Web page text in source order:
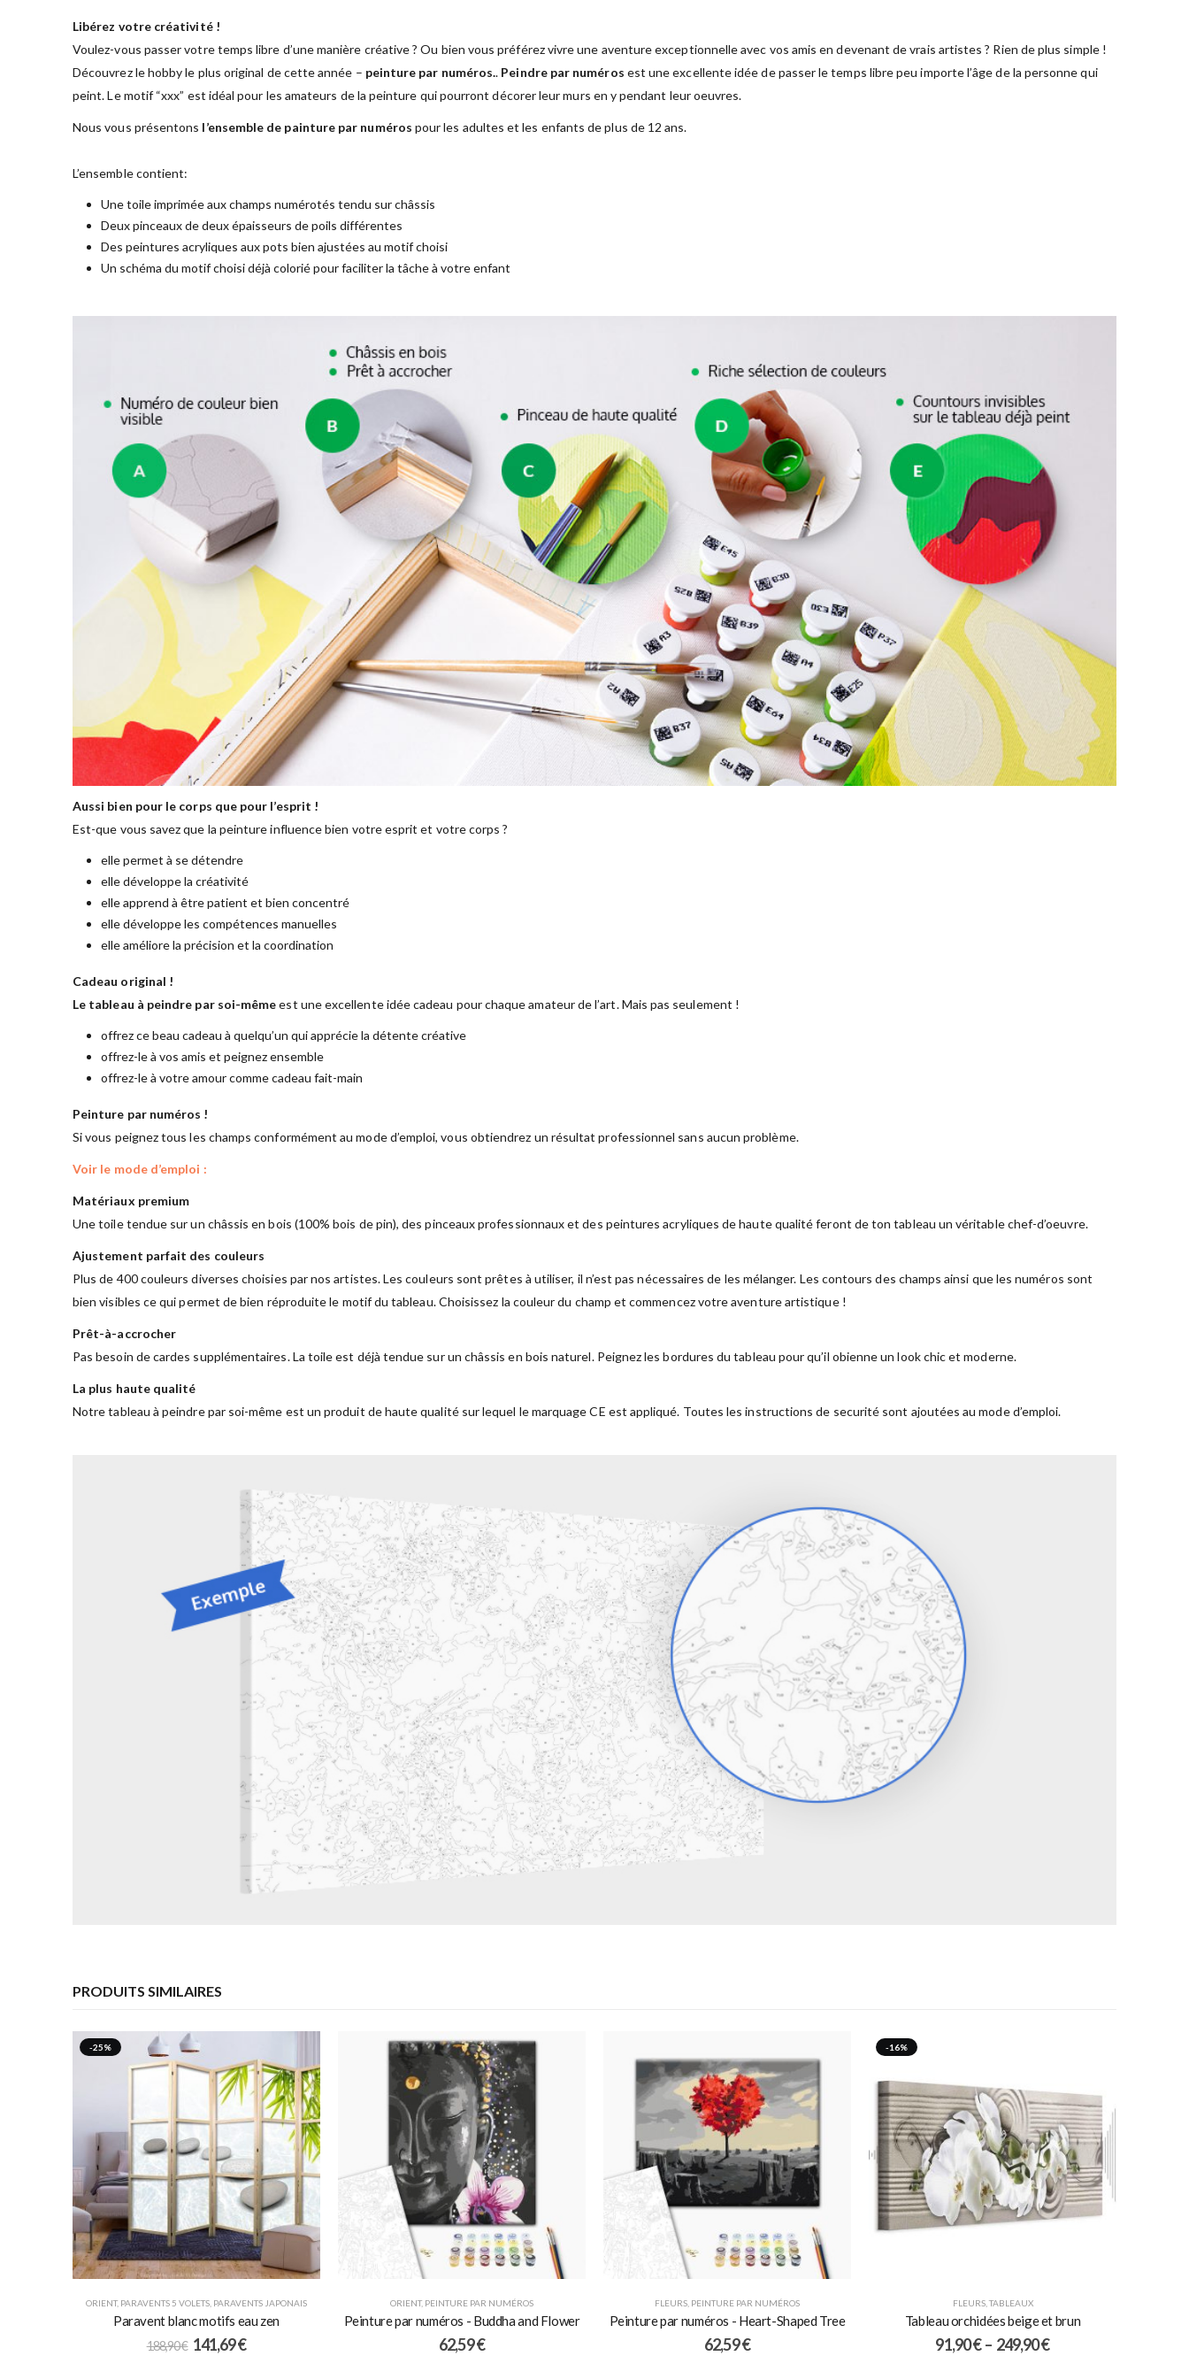
Libérez votre créativité !
Voulez-vous passer votre temps libre d’une manière créative ? Ou bien vous préférez vivre une aventure exceptionnelle avec vos amis en devenant de vrais artistes ? Rien de plus simple !
Découvrez le hobby le plus original de cette année – peinture par numéros.. Peindre par numéros est une excellente idée de passer le temps libre peu importe l’âge de la personne qui
peint. Le motif “xxx” est idéal pour les amateurs de la peinture qui pourront décorer leur murs en y pendant leur oeuvres.
Nous vous présentons l’ensemble de painture par numéros pour les adultes et les enfants de plus de 12 ans.
L’ensemble contient:
Une toile imprimée aux champs numérotés tendu sur châssis
Deux pinceaux de deux épaisseurs de poils différentes
Des peintures acryliques aux pots bien ajustées au motif choisi
Un schéma du motif choisi déjà colorié pour faciliter la tâche à votre enfant
Aussi bien pour le corps que pour l’esprit !
Est-que vous savez que la peinture influence bien votre esprit et votre corps ?
elle permet à se détendre
elle développe la créativité
elle apprend à être patient et bien concentré
elle développe les compétences manuelles
elle améliore la précision et la coordination
Cadeau original !
Le tableau à peindre par soi-mêmeest une excellente idée cadeau pour chaque amateur de l’art. Mais pas seulement !
offrez ce beau cadeau à quelqu’un qui apprécie la détente créative
offrez-le à vos amis et peignez ensemble
offrez-le à votre amour comme cadeau fait-main
Peinture par numéros !
Si vous peignez tous les champs conformément au mode d’emploi, vous obtiendrez un résultat professionnel sans aucun problème.
Voir le mode d’emploi :
Matériaux premium
Une toile tendue sur un châssis en bois (100% bois de pin), des pinceaux professionnaux et des peintures acryliques de haute qualité feront de ton tableau un véritable chef-d’oeuvre.
Ajustement parfait des couleurs
Plus de 400 couleurs diverses choisies par nos artistes. Les couleurs sont prêtes à utiliser, il n’est pas nécessaires de les mélanger. Les contours des champs ainsi que les numéros sont
bien visibles ce qui permet de bien réproduite le motif du tableau. Choisissez la couleur du champ et commencez votre aventure artistique !
Prêt-à-accrocher
Pas besoin de cardes supplémentaires. La toile est déjà tendue sur un châssis en bois naturel. Peignez les bordures du tableau pour qu’il obienne un look chic et moderne.
La plus haute qualité
Notre tableau à peindre par soi-même est un produit de haute qualité sur lequel le marquage CE est appliqué. Toutes les instructions de securité sont ajoutées au mode d’emploi.
PRODUITS SIMILAIRES
-25%
ORIENT, PARAVENTS 5 VOLETS, PARAVENTS JAPONAIS
Paravent blanc motifs eau zen
188,90€ 141,69€
ORIENT, PEINTURE PAR NUMÉROS
Peinture par numéros - Buddha and Flower
62,59€
FLEURS, PEINTURE PAR NUMÉROS
Peinture par numéros - Heart-Shaped Tree
62,59€
-16%
FLEURS,TABLEAUX
Tableau orchidées beige et brun
91,90€ – 249,90€